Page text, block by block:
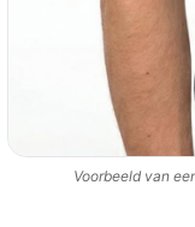
Voorbeeld van